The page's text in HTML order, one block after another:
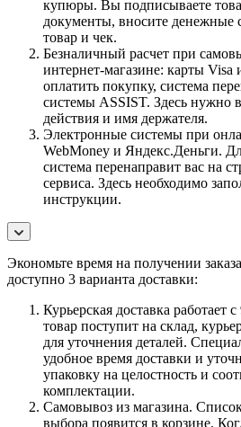
купюры. Вы подписываете
документы, вносите денежные
товар и чек.
Безналичный расчет при
интернет-магазине: карты Visa
оплатить покупку, система
системы ASSIST. Здесь нужно
действия и имя держателя.
Электронные системы при
WebMoney и Яндекс.Деньги.
система перенаправит вас на
сервиса. Здесь необходимо
инструкции.
Экономьте время на получении
доступно 3 варианта доставки:
Курьерская доставка работает
товар поступит на склад,
для уточнения деталей.
удобное время доставки и
упаковку на целостность и
комплектации.
Самовывоз из магазина.
выбора появится в корзине.